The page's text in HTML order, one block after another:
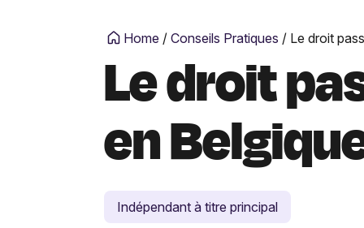
Home / Conseils Pratiques / Le droit
Le droit
en
Indépendant à titre principal